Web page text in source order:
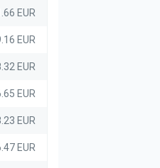
EUR
EUR
EUR
EUR
EUR
EUR